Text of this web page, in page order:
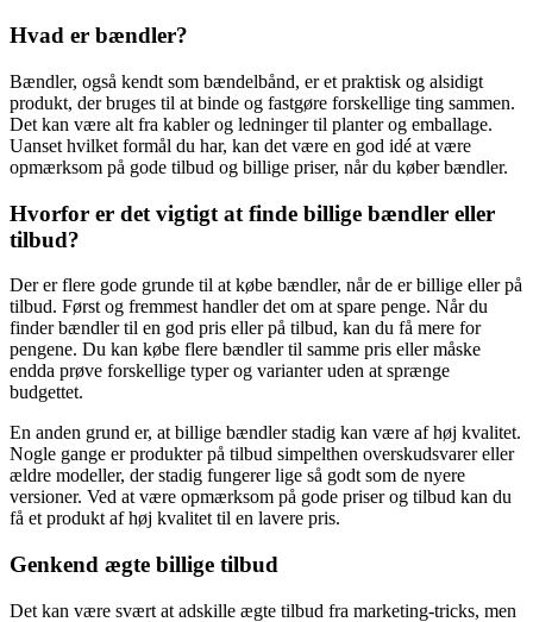
Hvad er bændler?
Bændler, også kendt som bændelbånd, er et praktisk og alsidigt
produkt, der bruges til at binde og fastgøre forskellige ting sammen.
Det kan være alt fra kabler og ledninger til planter og emballage.
Uanset hvilket formål du har, kan det være en god idé at være
opmærksom på gode tilbud og billige priser, når du køber bændler.
Hvorfor er det vigtigt at finde billige bændler eller
tilbud?
Der er flere gode grunde til at købe bændler, når de er billige eller på
tilbud. Først og fremmest handler det om at spare penge. Når du
finder bændler til en god pris eller på tilbud, kan du få mere for
pengene. Du kan købe flere bændler til samme pris eller måske
endda prøve forskellige typer og varianter uden at sprænge
budgettet.
En anden grund er, at billige bændler stadig kan være af høj kvalitet.
Nogle gange er produkter på tilbud simpelthen overskudsvarer eller
ældre modeller, der stadig fungerer lige så godt som de nyere
versioner. Ved at være opmærksom på gode priser og tilbud kan du
få et produkt af høj kvalitet til en lavere pris.
Genkend ægte billige tilbud
Det kan være svært at adskille ægte tilbud fra marketing-tricks, men